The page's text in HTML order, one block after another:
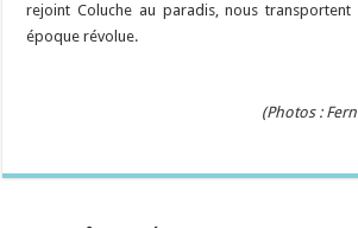
rejoint Coluche au paradis, nous transportent
époque révolue.
(Photos :